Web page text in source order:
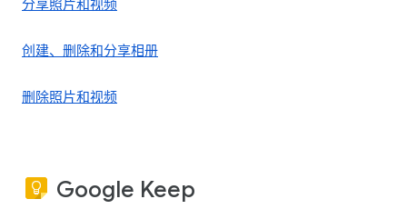
分享照片和视频
创建、删除和分享相册
删除照片和视频
Google Keep